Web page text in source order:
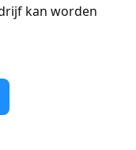
kan worden